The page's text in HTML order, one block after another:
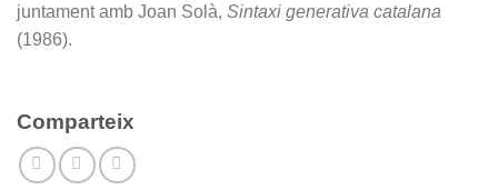
juntament amb Joan Solà, Sintaxi generativa catalana
(1986).
Comparteix